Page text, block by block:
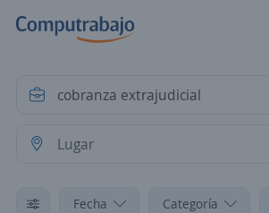
Fecha Categoría